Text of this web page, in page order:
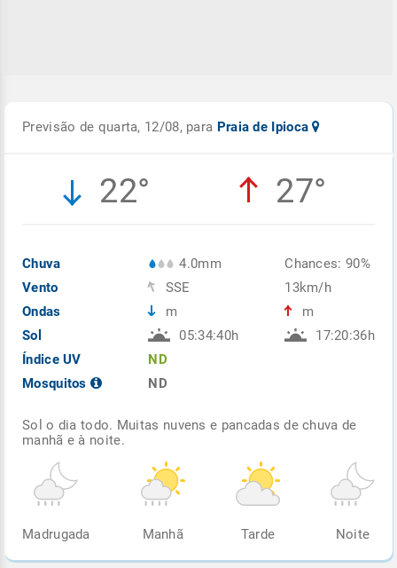
Previsão de quarta, 12/08, para Praia de Ipioca
22° 27°
Chuva
Vento
Ondas
Sol
Índice UV
Mosquitos
4.0mm
SSE
m
05:34:40h
ND
ND
Chances: 90%
13km/h
m
17:20:36h
Sol o dia todo. Muitas nuvens e pancadas de chuva de
manhã e à noite.
Madrugada Manhã Tarde Noite